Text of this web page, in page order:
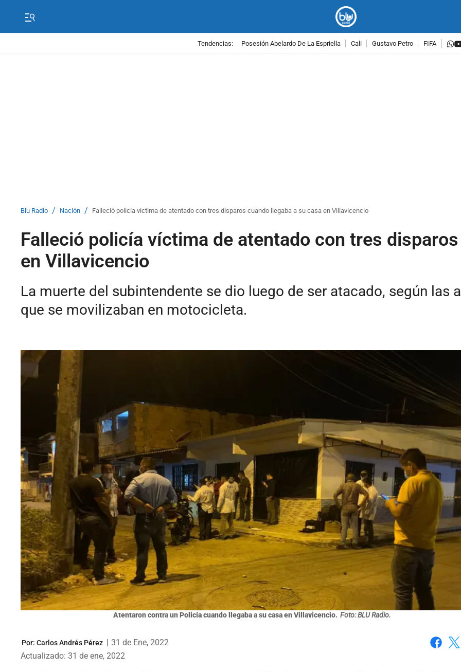
Tendencias: Posesión Abelardo De La Espriella Cali Gustavo Petro FIFA
Blu Radio / Nación / Falleció policía víctima de atentado con tres disparos cuando llegaba a su casa en Villavicencio
Falleció policía víctima de atentado con tres
en Villavicencio
La muerte del subintendente se dio luego de ser atacado, según las
que se movilizaban en motocicleta.
Atentaron contra un Policía cuando llegaba a su casa en Villavicencio. Foto: BLU Radio.
Por: Carlos Andrés Pérez | 31 de Ene, 2022
Actualizado: 31 de ene, 2022